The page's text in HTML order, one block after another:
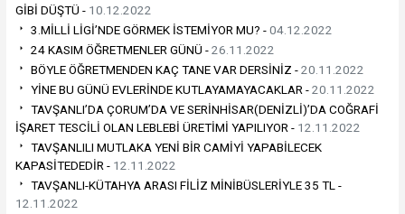
GİBİ DÜŞTÜ - 10.12.2022
3.MİLLİ LİGİ’NDE GÖRMEK İSTEMİYOR MU? -04.12.2022
24 KASIM ÖĞRETMENLER GÜNÜ -26.11.2022
BÖYLE ÖĞRETMENDEN KAÇ TANE VAR DERSİNİZ -20.11.2022
YİNE BU GÜNÜ EVLERİNDE KUTLAYAMAYACAKLAR -20.11.2022
TAVŞANLI’DA ÇORUM’DA VE SERİNHİSAR(DENİZLİ)’DA COĞRAFİ
İŞARET TESCİLİ OLAN LEBLEBİ ÜRETİMİ YAPILIYOR - 12.11.2022
TAVŞANLILI MUTLAKA YENİ BİR CAMİYİ YAPABİLECEK
KAPASİTEDEDİR - 12.11.2022
TAVŞANLI-KÜTAHYA ARASI FİLİZ MİNİBÜSLERİYLE 35 TL -
12.11.2022